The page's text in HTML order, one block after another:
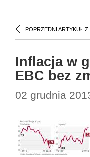
POPRZEDNI ARTYKUŁ Z
Inflacja w
EBC bez
02 grudnia